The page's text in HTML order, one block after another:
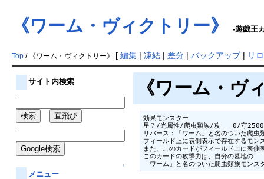
《ワーム・ヴィクトリー》 -遊戯王
Top/ 《ワーム・ヴィクトリー》 [ 編集| 凍結| 差分| バックアップ| リ
サイト内検索
↑
メニュー
《ワーム・
効果モンスター
星７/光属性/爬虫類族/攻   0/守2500
リバース：「ワーム」と名のついた爬虫
フィールド上に表側表示で存在するモン
また、このカードがフィールド上に表側
このカードの攻撃力は、自分の墓地の
「ワーム」と名のついた爬虫類族モン